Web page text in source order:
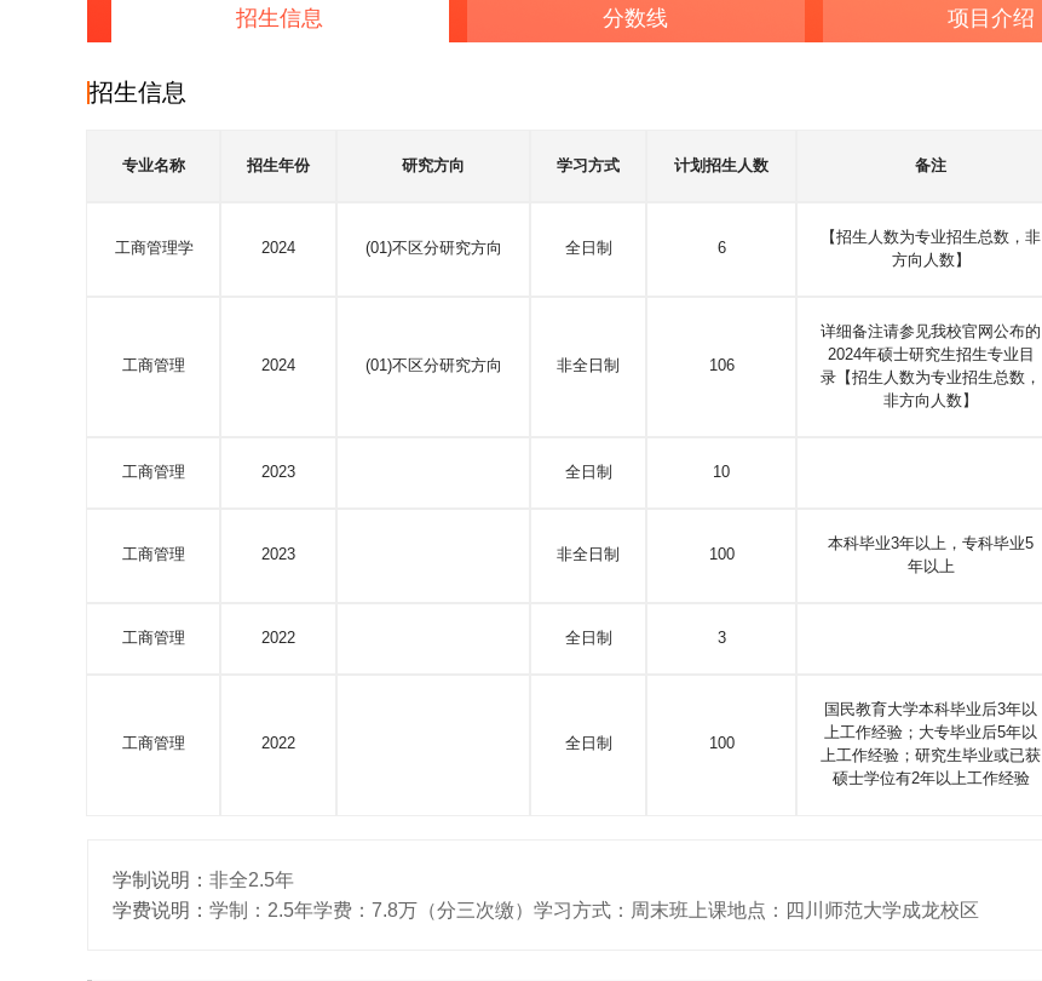
招生信息 分数线 项目介绍
招生信息
专业名称 招生年份 研究方向 学习方式 计划招生人数 备注
工商管理学 2024 (01)不区分研究方向 全日制 6
【招生人数为专业招生总数，非
方向人数】
工商管理 2024 (01)不区分研究方向 非全日制 106
详细备注请参见我校官网公布的
2024年硕士研究生招生专业目
录【招生人数为专业招生总数，
非方向人数】
工商管理 2023 全日制 10
工商管理 2023 非全日制 100
本科毕业3年以上，专科毕业5
年以上
工商管理 2022 全日制 3
工商管理 2022 全日制 100
国民教育大学本科毕业后3年以
上工作经验；大专毕业后5年以
上工作经验；研究生毕业或已获
硕士学位有2年以上工作经验
学制说明： 非全2.5年
学费说明： 学制：2.5年学费：7.8万（分三次缴）学习方式：周末班上课地点：四川师范大学成龙校区